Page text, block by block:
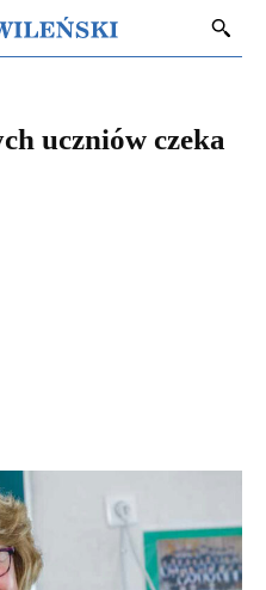
uczniów czeka